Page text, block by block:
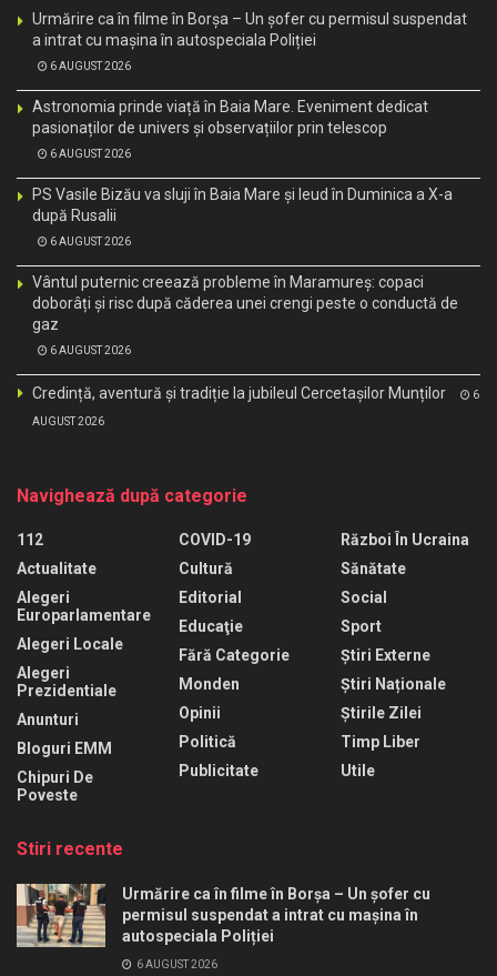
Urmărire ca în filme în Borșa – Un șofer cu permisul suspendat
a intrat cu mașina în autospeciala Poliției
6 AUGUST 2026
Astronomia prinde viață în Baia Mare. Eveniment dedicat
pasionaților de univers și observațiilor prin telescop
6 AUGUST 2026
PS Vasile Bizău va sluji în Baia Mare și Ieud în Duminica a X-a
după Rusalii
6 AUGUST 2026
Vântul puternic creează probleme în Maramureș: copaci
doborâți și risc după căderea unei crengi peste o conductă de
gaz
6 AUGUST 2026
Credință, aventură și tradiție la jubileul Cercetașilor Munților 6
AUGUST 2026
Navighează după categorie
112
Actualitate
Alegeri
Europarlamentare
Alegeri Locale
Alegeri
Prezidentiale
Anunturi
Bloguri EMM
Chipuri De
Poveste
COVID-19
Cultură
Editorial
Educaţie
Fără Categorie
Monden
Opinii
Politică
Publicitate
Război În Ucraina
Sănătate
Social
Sport
Știri Externe
Știri Naționale
Știrile Zilei
Timp Liber
Utile
Stiri recente
Urmărire ca în filme în Borșa – Un șofer cu
permisul suspendat a intrat cu mașina în
autospeciala Poliției
6 AUGUST 2026